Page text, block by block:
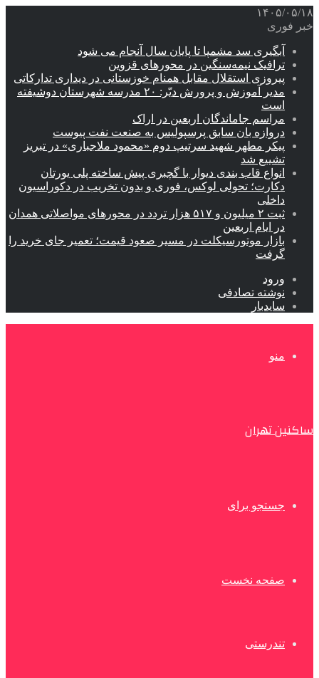
۱۴۰۵/۰۵/۱۸
خبر فوری
آبگیری سد مشمپا تا پایان سال آنجام می شود
ترافیک نیمه‌سنگین در محورهای قزوین
پیروزی استقلال مقابل همنام خوزستانی در دیداری تدارکاتی
مدیر آموزش و پرورش دیّر: ۲۰ مدرسه شهرستان دوشیفته
است
مراسم جاماندگان اربعین در اراک
دروازه بان سابق پرسپولیس به صنعت نفت پیوست
پیکر مطهر شهید سرتیپ دوم «محمود ملاجباری» در تبریز
تشییع شد
انواع قاب بندی دیوار با گچبری پیش ساخته پلی یورتان
دکارت؛ تحولی لوکس، فوری و بدون تخریب در دکوراسیون
داخلی
ثبت ۲ میلیون و ۵۱۷ هزار تردد در محورهای مواصلاتی همدان
در ایام اربعین
بازار موتورسیکلت در مسیر صعود قیمت؛ تعمیر جای خرید را
گرفت
ورود
نوشته تصادفی
سایدبار
منو
ساکنین تهران
جستجو برای
صفحه نخست
تندرستی